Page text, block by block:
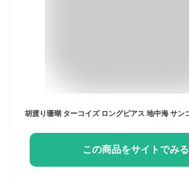
この商品をサイトでみる